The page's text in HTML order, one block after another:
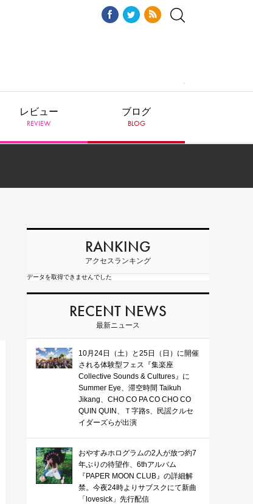
レビュー
REVIEW
ブログ
BLOG
RANKING
アクセスランキング
データを取得できませんでした
RECENT NEWS
最新ニュース
10月24日（土）と25日（日）に開催
される体験型フェス『集楽座
Collective Sounds & Cultures』に
Summer Eye、滞空時間 Taikuh
Jikang、CHO CO PA CO CHO CO
QUIN QUIN、Ｔ字路s、民謡クルセ
イダーズらが出演
おやすみホログラムの2人が放つ約7
年ぶりの待望作、6thアルバム
『PAPER MOON CLUB』の詳細解
禁。今夜24時よりサブスクにて新曲
「lovesick」先行配信